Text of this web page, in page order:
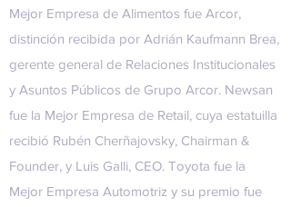
Mejor Empresa de Alimentos fue Arcor,
distinción recibida por Adrián Kaufmann Brea,
gerente general de Relaciones Institucionales
y Asuntos Públicos de Grupo Arcor. Newsan
fue la Mejor Empresa de Retail, cuya estatuilla
recibió Rubén Cherñajovsky, Chairman &
Founder, y Luis Galli, CEO. Toyota fue la
Mejor Empresa Automotriz y su premio fue